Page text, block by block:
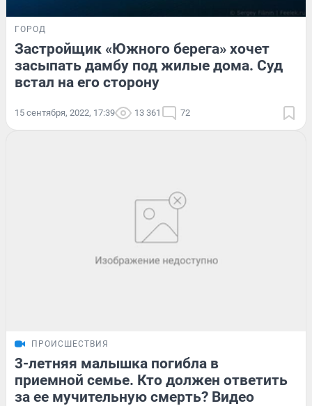
ГОРОД
Застройщик «Южного берега» хочет
засыпать дамбу под жилые дома. Суд
встал на его сторону
15 сентября, 2022, 17:39 13 361 72
ПРОИСШЕСТВИЯ
3-летняя малышка погибла в
приемной семье. Кто должен ответить
за ее мучительную смерть? Видео